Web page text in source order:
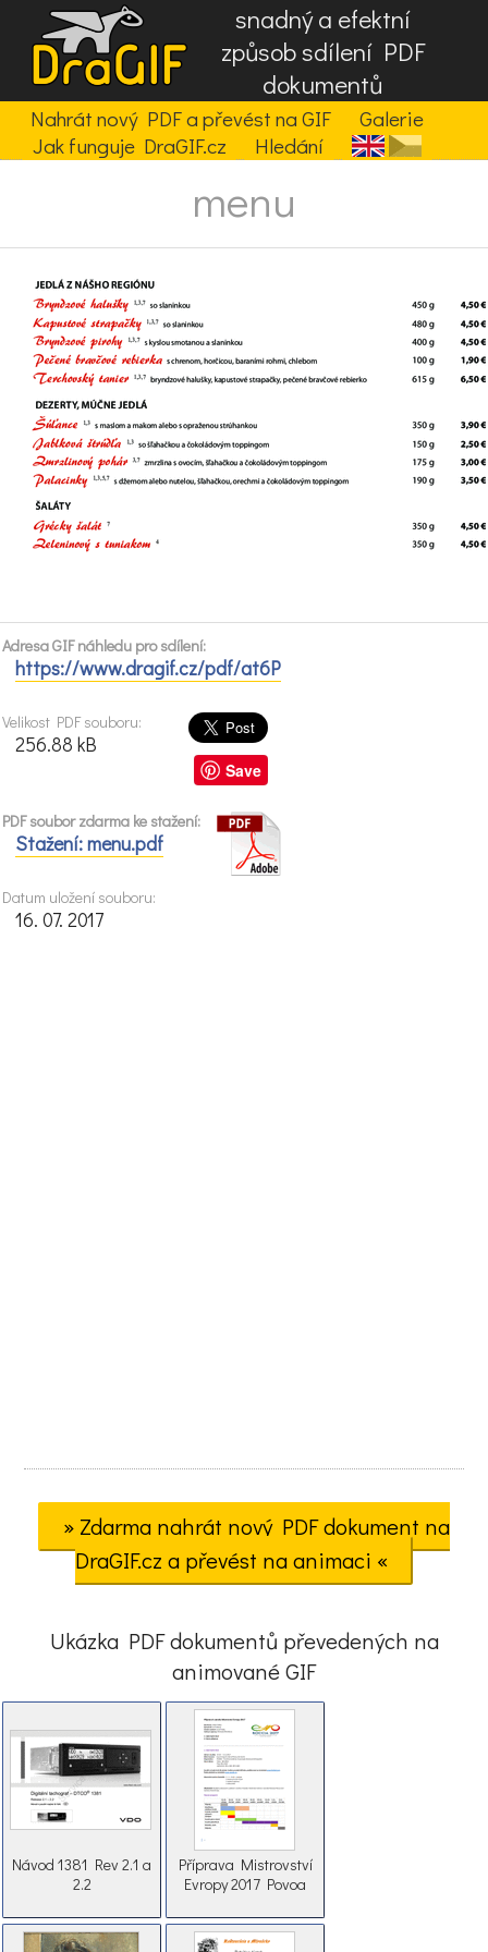
snadný a efektní
způsob sdílení PDF
dokumentů
Nahrát nový PDF a převést na GIF
Galerie
Jak funguje DraGIF.cz
Hledání
menu
Adresa GIF náhledu pro sdílení:
https://www.dragif.cz/pdf/at6P
Save
Velikost PDF souboru:
256.88 kB
PDF soubor zdarma ke stažení:
Stažení: menu.pdf
Datum uložení souboru:
16. 07. 2017
» Zdarma nahrát nový PDF dokument na
DraGIF.cz a převést na animaci «
Ukázka PDF dokumentů převedených na
animované GIF
Návod 1381 Rev 2.1 a
2.2
Příprava Mistrovství
Evropy 2017 Povoa